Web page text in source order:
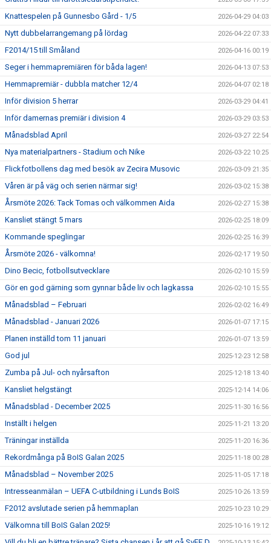
Knattespelen på Gunnesbo Gård - 1/5 2026-04-29 04:03
Nytt dubbelarrangemang på lördag 2026-04-22 07:33
F2014/15 till Småland 2026-04-16 00:19
Seger i hemmapremiären för båda lagen! 2026-04-13 07:53
Hemmapremiär - dubbla matcher 12/4 2026-04-07 02:18
Inför division 5 herrar 2026-03-29 04:41
Inför damernas premiär i division 4 2026-03-29 03:53
Månadsblad April 2026-03-27 22:54
Nya materialpartners - Stadium och Nike 2026-03-22 10:25
Flickfotbollens dag med besök av Zecira Musovic 2026-03-09 21:35
Våren är på väg och serien närmar sig! 2026-03-02 15:38
Årsmöte 2026: Tack Tomas och välkommen Aida 2026-02-27 15:38
Kansliet stängt 5 mars 2026-02-25 18:09
Kommande speglingar 2026-02-25 16:39
Årsmöte 2026 - välkomna! 2026-02-17 19:50
Dino Becic, fotbollsutvecklare 2026-02-10 15:59
Gör en god gärning som gynnar både liv och lagkassa 2026-02-10 15:55
Månadsblad – Februari 2026-02-02 16:49
Månadsblad - Januari 2026 2026-01-07 17:15
Planen inställd tom 11 januari 2026-01-07 13:59
God jul 2025-12-23 12:58
Zumba på Jul- och nyårsafton 2025-12-18 13:40
Kansliet helgstängt 2025-12-14 14:06
Månadsblad - December 2025 2025-11-30 16:56
Inställt i helgen 2025-11-21 13:20
Träningar inställda 2025-11-20 16:36
Rekordmånga på BoIS Galan 2025 2025-11-18 00:28
Månadsblad – November 2025 2025-11-05 17:18
Intresseanmälan – UEFA C-utbildning i Lunds BoIS 2025-10-26 13:59
F2012 avslutade serien på hemmaplan 2025-10-23 10:29
Välkomna till BoIS Galan 2025! 2025-10-16 19:12